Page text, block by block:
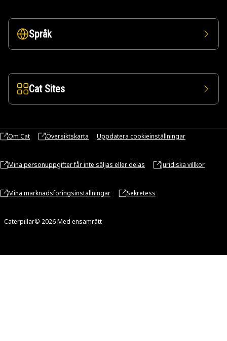
Språk
Cat Sites
Om Cat Översiktskarta Uppdatera cookieinställningar
Mina personuppgifter får inte säljas eller delas Juridiska villkor
Mina marknadsföringsinställningar Sekretess
Caterpillar© 2026 Med ensamrätt